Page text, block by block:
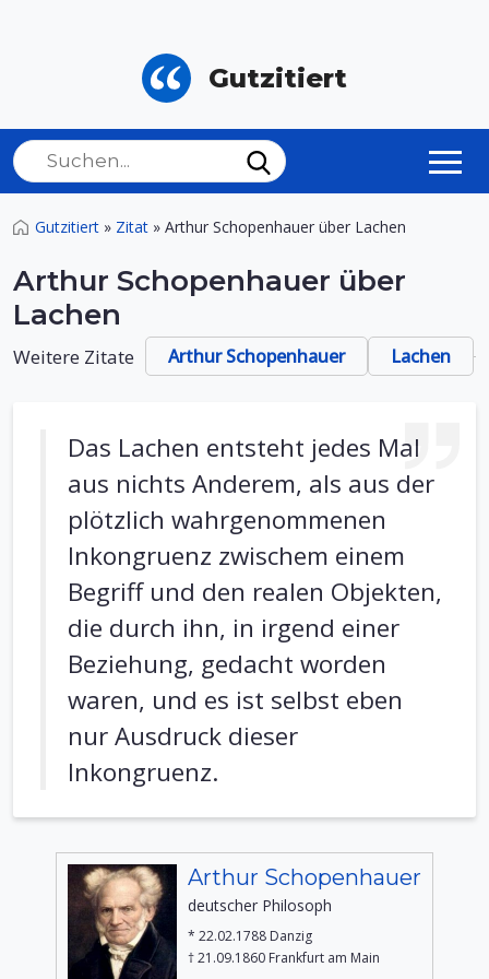
Gutzitiert
Gutzitiert » Zitat » Arthur Schopenhauer über Lachen
Arthur Schopenhauer über
Lachen
Weitere Zitate Arthur Schopenhauer Lachen
Das Lachen entsteht jedes Mal
aus nichts Anderem, als aus der
plötzlich wahrgenommenen
Inkongruenz zwischem einem
Begriff und den realen Objekten,
die durch ihn, in irgend einer
Beziehung, gedacht worden
waren, und es ist selbst eben
nur Ausdruck dieser
Inkongruenz.
Arthur Schopenhauer
deutscher Philosoph
* 22.02.1788 Danzig
† 21.09.1860 Frankfurt am Main